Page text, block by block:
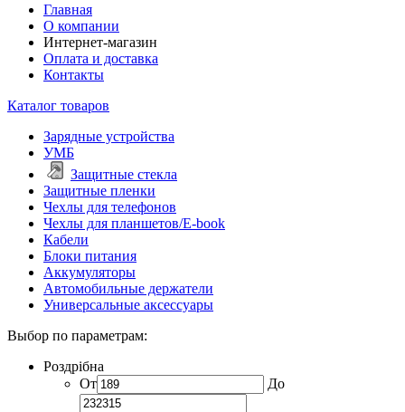
Главная
О компании
Интернет-магазин
Оплата и доставка
Контакты
Каталог товаров
Зарядные устройства
УМБ
Защитные стекла
Защитные пленки
Чехлы для телефонов
Чехлы для планшетов/E-book
Кабели
Блоки питания
Аккумуляторы
Автомобильные держатели
Универсальные аксессуары
Выбор по параметрам:
Роздрібна
От
До